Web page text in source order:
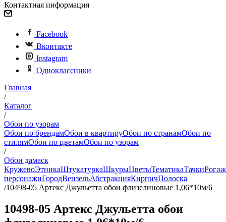
Контактная информация
Facebook
Вконтакте
Instagram
Одноклассники
Главная
/
Каталог
/
Обои по узорам
Обои по брендамОбои в квартируОбои по странамОбои по
стилямОбои по цветамОбои по узорам
/
Обои дамаск
КружевоЭтникаШтукатуркаШкурыЦветыТематикаТачки
персонажиГородВензельАбстракцияКирпичПолоска
/10498-05 Артекс Джульетта обои флизелиновые 1,06*10м/6
10498-05 Артекс Джульетта обои